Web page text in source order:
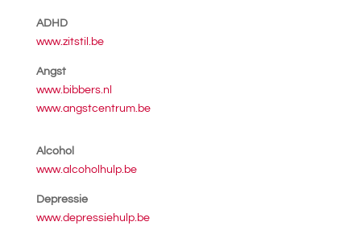
ADHD
www.zitstil.be
Angst
www.bibbers.nl
www.angstcentrum.be
Alcohol
www.alcoholhulp.be
Depressie
www.depressiehulp.be